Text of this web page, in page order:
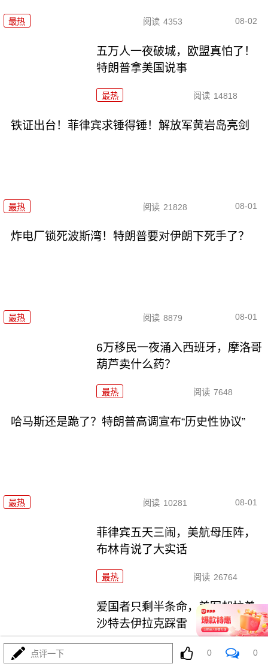
最热 阅读 4353 08-02
五万人一夜破城，欧盟真怕了！
特朗普拿美国说事
最热 阅读 14818
铁证出台！菲律宾求锤得锤！解放军黄岩岛亮剑
最热 阅读 21828 08-01
炸电厂锁死波斯湾！特朗普要对伊朗下死手了？
最热 阅读 8879 08-01
6万移民一夜涌入西班牙，摩洛哥
葫芦卖什么药？
最热 阅读 7648
哈马斯还是跪了？特朗普高调宣布“历史性协议”
最热 阅读 10281 08-01
菲律宾五天三闹，美航母压阵，
布林肯说了大实话
最热 阅读 26764
爱国者只剩半条命，美军却拉着
沙特去伊拉克踩雷
阅读 11794
点评一下 0 0